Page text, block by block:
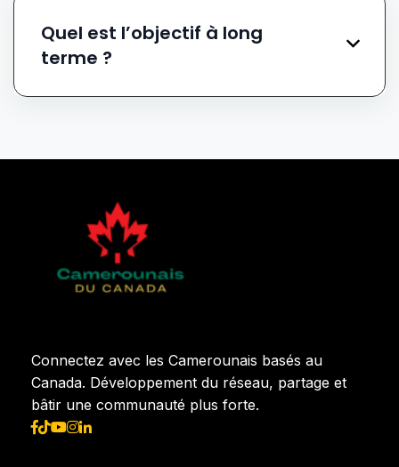
Quel est l’objectif à long
terme ?
Connectez avec les Camerounais basés au
Canada. Développement du réseau, partage et
bâtir une communauté plus forte.